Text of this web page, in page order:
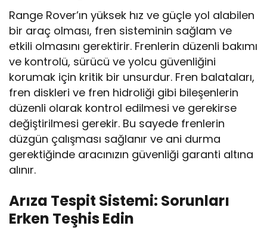
Range Rover’ın yüksek hız ve güçle yol alabilen
bir araç olması, fren sisteminin sağlam ve
etkili olmasını gerektirir. Frenlerin düzenli bakımı
ve kontrolü, sürücü ve yolcu güvenliğini
korumak için kritik bir unsurdur. Fren balataları,
fren diskleri ve fren hidroliği gibi bileşenlerin
düzenli olarak kontrol edilmesi ve gerekirse
değiştirilmesi gerekir. Bu sayede frenlerin
düzgün çalışması sağlanır ve ani durma
gerektiğinde aracınızın güvenliği garanti altına
alınır.
Arıza Tespit Sistemi: Sorunları
Erken Teşhis Edin